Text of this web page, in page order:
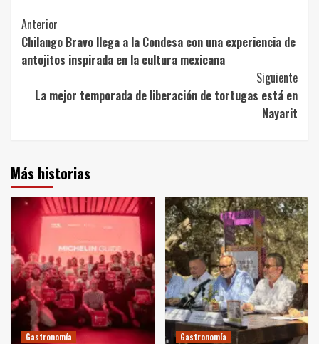
Post
Navigation
Anterior
Chilango Bravo llega a la Condesa con una experiencia de
antojitos inspirada en la cultura mexicana
Siguiente
La mejor temporada de liberación de tortugas está en
Nayarit
Más historias
Gastronomía Gastronomía